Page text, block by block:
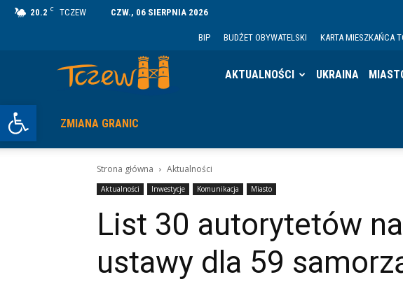
Otwórz pasek narzędzi
20.2 C TCZEW CZW., 06 SIERPNIA 2026
BIP BUDŻET OBYWATELSKI KARTA MIESZKAŃCA
AKTUALNOŚCI UKRAINA
ZMIANA GRANIC
Strona główna Aktualności
Aktualności Inwestycje Komunikacja Miasto
List 30 autorytetów
ustawy dla 59